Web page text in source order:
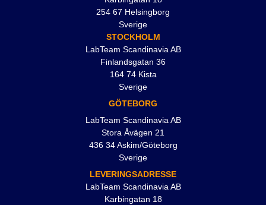
254 67 Helsingborg
Sverige
STOCKHOLM
LabTeam Scandinavia AB
Finlandsgatan 36
164 74 Kista
Sverige
GÖTEBORG
LabTeam Scandinavia AB
Stora Åvägen 21
436 34 Askim/Göteborg
Sverige
LEVERINGSADRESSE
LabTeam Scandinavia AB
Karbingatan 18